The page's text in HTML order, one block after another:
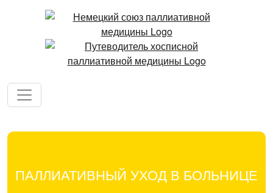
ПАЛЛИАТИВНЫЙ УХОД В БОЛЬНИЦЕ